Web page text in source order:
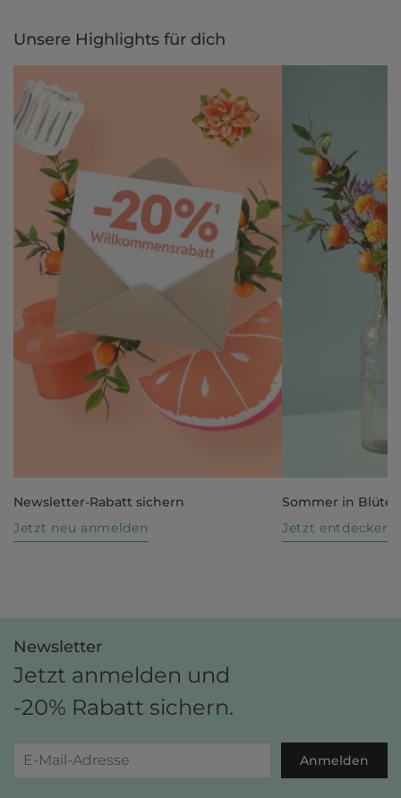
Unsere Highlights für dich
Newsletter-Rabatt sichern
Jetzt neu anmelden
Sommer in Blüte
Jetzt entdecken
Newsletter
Jetzt anmelden und
-20% Rabatt sichern.
Anmelden